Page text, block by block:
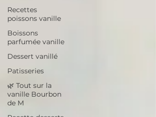
Recettes
poissons vanille
Boissons
parfumée vanille
Dessert vanillé
Patisseries
🌿 Tout sur la
vanille Bourbon
de M